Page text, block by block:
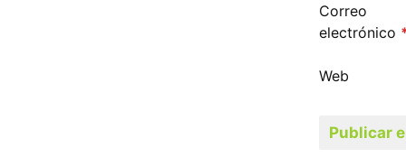
Correo
electrónico
Web